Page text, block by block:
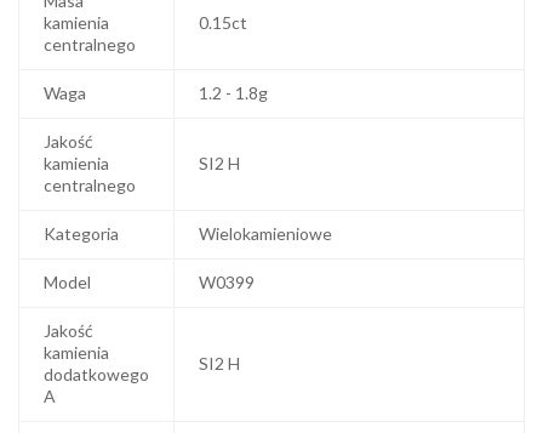
kamienia
centralnego
0.15ct
Waga 1.2 - 1.8g
Jakość
kamienia
centralnego
SI2 H
Kategoria Wielokamieniowe
Model W0399
Jakość
kamienia
dodatkowego
A
SI2 H